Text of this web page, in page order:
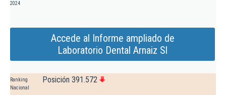
2024
Accede al Informe ampliado de
Laboratorio Dental Arnaiz Sl
Ranking
Nacional
Posición 391.572